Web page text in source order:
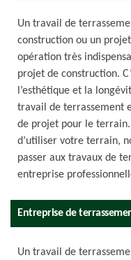
Un travail de
construction ou un
opération très
projet de construction.
l’esthétique et la
travail de terrassement
de projet pour le terrain.
d’utiliser votre terrain,
passer aux travaux de
entreprise
Entreprise de
Un travail de